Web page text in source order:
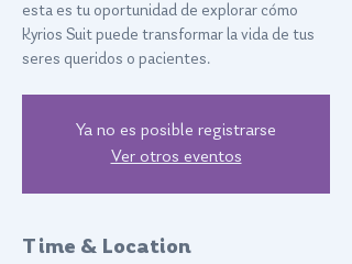
esta es tu oportunidad de explorar cómo
Kyrios Suit puede transformar la vida de tus
seres queridos o pacientes.
Ya no es posible registrarse
Ver otros eventos
Time & Location